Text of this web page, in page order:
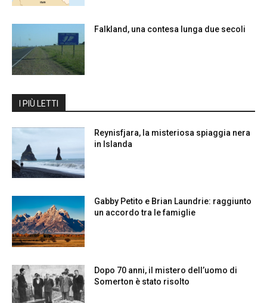
Falkland, una contesa lunga due secoli
I PIÙ LETTI
Reynisfjara, la misteriosa spiaggia nera
in Islanda
Gabby Petito e Brian Laundrie: raggiunto
un accordo tra le famiglie
Dopo 70 anni, il mistero dell’uomo di
Somerton è stato risolto